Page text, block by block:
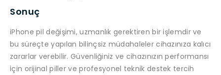
Sonuç
iPhone pil değişimi, uzmanlık gerektiren bir işlemdir ve
bu süreçte yapılan bilinçsiz müdahaleler cihazınıza kalıcı
zararlar verebilir. Güvenliğiniz ve cihazınızın performansı
için orijinal piller ve profesyonel teknik destek tercih